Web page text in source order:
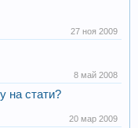
27 ноя 2009
8 май 2008
на стати?
20 мар 2009